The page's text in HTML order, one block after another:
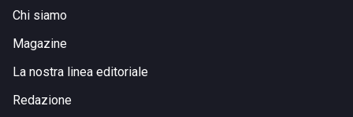
Chi siamo
Magazine
La nostra linea editoriale
Redazione